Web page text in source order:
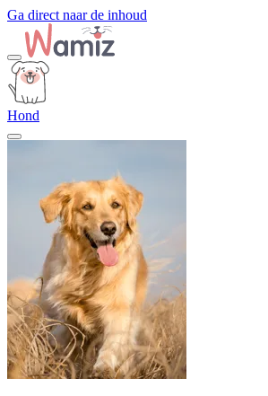
Ga direct naar de inhoud
Hond